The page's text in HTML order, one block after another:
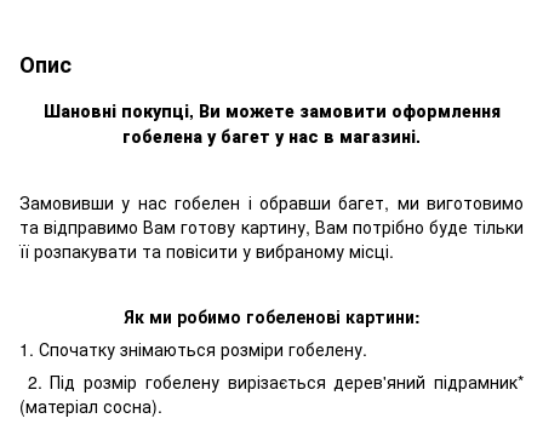
Опис
Шановні покупці, Ви можете замовити оформлення
гобелена у багет у нас в магазині.
Замовивши у нас гобелен і обравши багет, ми виготовимо
та відправимо Вам готову картину, Вам потрібно буде тільки
її розпакувати та повісити у вибраному місці.
Як ми робимо гобеленові картини:
1. Спочатку знімаються розміри гобелену.
2. Під розмір гобелену вирізається дерев'яний підрамник*
(матеріал сосна).